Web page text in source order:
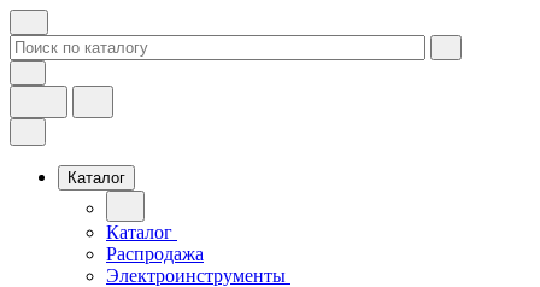
Каталог
Каталог
Распродажа
Электроинструменты